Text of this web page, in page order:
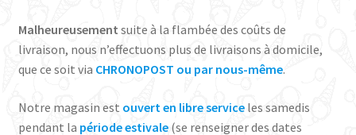
Malheureusement suite à la flambée des coûts de
livraison, nous n’effectuons plus de livraisons à domicile,
que ce soit via CHRONOPOST ou par nous-même.
Notre magasin est ouvert en libre serviceles samedis
pendant la période estivale(se renseigner des dates